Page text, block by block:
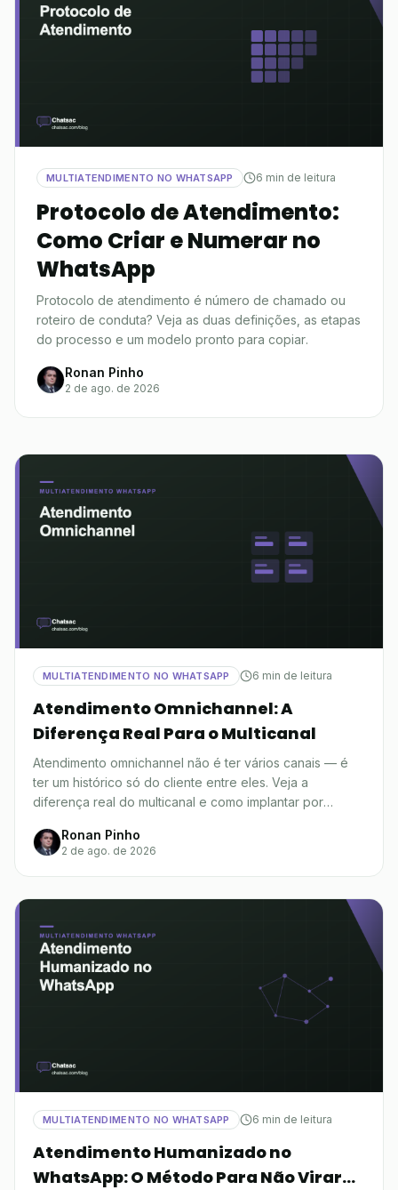
MULTIATENDIMENTO NO WHATSAPP 6 min de leitura
Protocolo de Atendimento:
Como Criar e Numerar no
WhatsApp
Protocolo de atendimento é número de chamado ou
roteiro de conduta? Veja as duas definições, as etapas
do processo e um modelo pronto para copiar.
Ronan Pinho
2 de ago. de 2026
MULTIATENDIMENTO NO WHATSAPP 6 min de leitura
Atendimento Omnichannel: A
Diferença Real Para o Multicanal
Atendimento omnichannel não é ter vários canais — é
ter um histórico só do cliente entre eles. Veja a
diferença real do multicanal e como implantar por
Ronan Pinho
2 de ago. de 2026
MULTIATENDIMENTO NO WHATSAPP 6 min de leitura
Atendimento Humanizado no
WhatsApp: O Método Para Não Virar